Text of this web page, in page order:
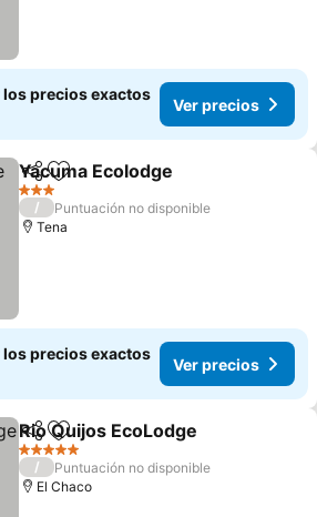
los precios exactos
Ver precios
Compartir
Agregar a favoritos
Yacuma Ecolodge
3 Estrellas
/
Puntuación no disponible
Tena
los precios exactos
Ver precios
CompartirAgregar a favoritos
Rio Quijos EcoLodge
5 Estrellas
/
Puntuación no disponible
El Chaco